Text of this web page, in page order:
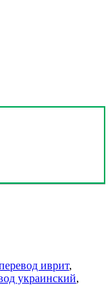
иврит,
украинский,